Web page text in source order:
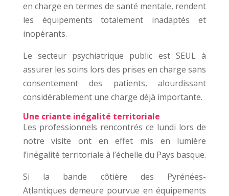
en charge en termes de santé mentale, rendent
les équipements totalement inadaptés et
inopérants.
Le secteur psychiatrique public est SEUL à
assurer les soins lors des prises en charge sans
consentement des patients, alourdissant
considérablement une charge déjà importante.
Une criante inégalité territoriale
Les professionnels rencontrés ce lundi lors de
notre visite ont en effet mis en lumière
l’inégalité territoriale à l’échelle du Pays basque.
Si la bande côtière des Pyrénées-
Atlantiques demeure pourvue en équipements